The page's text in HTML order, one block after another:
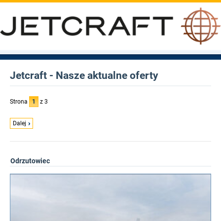
Jetcraft - Nasze aktualne oferty
Strona 1 z 3
Dalej
Odrzutowiec